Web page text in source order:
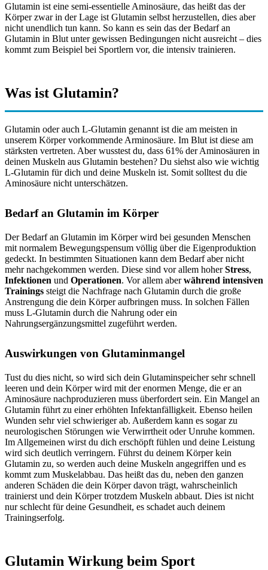
Glutamin ist eine semi-essentielle Aminosäure, das heißt das der
Körper zwar in der Lage ist Glutamin selbst herzustellen, dies aber
nicht unendlich tun kann. So kann es sein das der Bedarf an
Glutamin in Blut unter gewissen Bedingungen nicht ausreicht – dies
kommt zum Beispiel bei Sportlern vor, die intensiv trainieren.
Was ist Glutamin?
Glutamin oder auch L-Glutamin genannt ist die am meisten in
unserem Körper vorkommende Arminosäure. Im Blut ist diese am
stärksten vertreten. Aber wusstest du, dass 61% der Aminosäuren in
deinen Muskeln aus Glutamin bestehen? Du siehst also wie wichtig
L-Glutamin für dich und deine Muskeln ist. Somit solltest du die
Aminosäure nicht unterschätzen.
Bedarf an Glutamin im Körper
Der Bedarf an Glutamin im Körper wird bei gesunden Menschen
mit normalem Bewegungspensum völlig über die Eigenproduktion
gedeckt. In bestimmten Situationen kann dem Bedarf aber nicht
mehr nachgekommen werden. Diese sind vor allem hoherStress,
Infektionen und Operationen. Vor allem aberwährend intensiven
Trainings steigt die Nachfrage nach Glutamin durch die große
Anstrengung die dein Körper aufbringen muss. In solchen Fällen
muss L-Glutamin durch die Nahrung oder ein
Nahrungsergänzungsmittel zugeführt werden.
Auswirkungen von Glutaminmangel
Tust du dies nicht, so wird sich dein Glutaminspeicher sehr schnell
leeren und dein Körper wird mit der enormen Menge, die er an
Aminosäure nachproduzieren muss überfordert sein. Ein Mangel an
Glutamin führt zu einer erhöhten Infektanfälligkeit. Ebenso heilen
Wunden sehr viel schwieriger ab. Außerdem kann es sogar zu
neurologischen Störungen wie Verwirrtheit oder Unruhe kommen.
Im Allgemeinen wirst du dich erschöpft fühlen und deine Leistung
wird sich deutlich verringern. Führst du deinem Körper kein
Glutamin zu, so werden auch deine Muskeln angegriffen und es
kommt zum Muskelabbau. Das heißt das du, neben den ganzen
anderen Schäden die dein Körper davon trägt, wahrscheinlich
trainierst und dein Körper trotzdem Muskeln abbaut. Dies ist nicht
nur schlecht für deine Gesundheit, es schadet auch deinem
Trainingserfolg.
Glutamin Wirkung beim Sport